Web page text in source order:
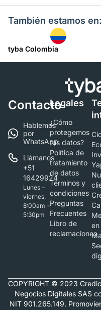
También estamos en:
tyba Colombia
Contacto
Hablemos
por
WhatsApp
Llámanos
+51
16429924
Lunes –
viernes,
8:00am –
5:30pm
Legales
¿Cómo
protegemos
tus datos?
Política de
tratamiento
de datos
Términos y
condiciones
Preguntas
Frecuentes
Libro de
reclamaciones
COPYRIGHT © 2023
Negocios Digitales SAS
NIT 901.265.149.